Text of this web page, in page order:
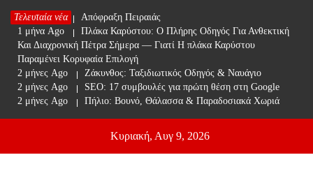
Skip
content
Τελευταία νέα
1 μήνα Ago
Απόφραξη Πειραιάς
1 μήνα Ago
Πλάκα Καρύστου: Ο Πλήρης Οδηγός Για Ανθεκτική
Και Διαχρονική Πέτρα Σήμερα — Γιατί Η πλάκα Καρύστου
Παραμένει Κορυφαία Επιλογή
2 μήνες Ago
Ζάκυνθος: Ταξιδιωτικός Οδηγός & Ναυάγιο
2 μήνες Ago
SEO: 17 συμβουλές για πρώτη θέση στη Google
2 μήνες Ago
Πήλιο: Βουνό, Θάλασσα & Παραδοσιακά Χωριά
Κυριακή, Αυγ 9, 2026